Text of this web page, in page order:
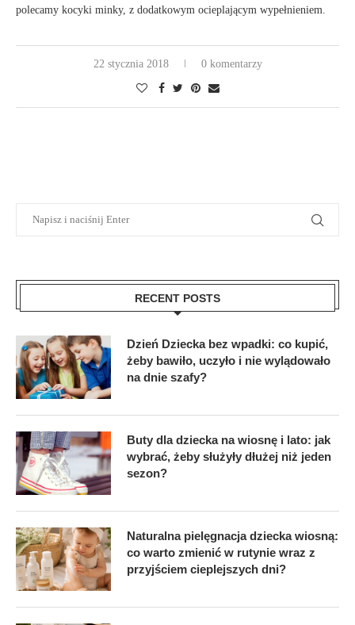
polecamy kocyki minky, z dodatkowym ocieplającym wypełnieniem.
22 stycznia 2018 0 komentarzy
RECENT POSTS
Dzień Dziecka bez wpadki: co kupić,
żeby bawiło, uczyło i nie wylądowało
na dnie szafy?
Buty dla dziecka na wiosnę i lato: jak
wybrać, żeby służyły dłużej niż jeden
sezon?
Naturalna pielęgnacja dziecka wiosną:
co warto zmienić w rutynie wraz z
przyjściem cieplejszych dni?